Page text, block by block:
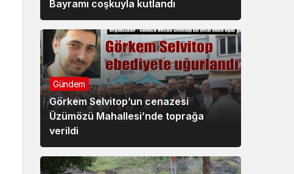
Bayramı coşkuyla kutlandı
Gündem
Görkem Selvitop’un cenazesi
Üzümözü Mahallesi’nde toprağa
verildi